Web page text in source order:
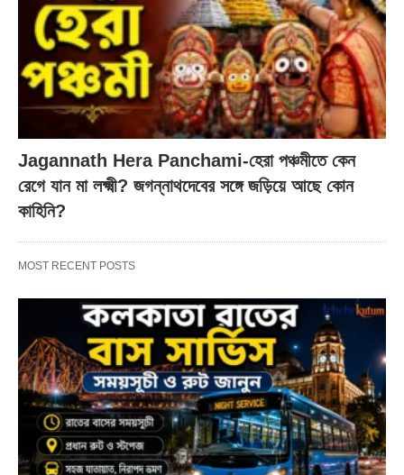
Jagannath Hera Panchami-হেরা পঞ্চমীতে কেন
রেগে যান মা লক্ষ্মী? জগন্নাথদেবের সঙ্গে জড়িয়ে আছে কোন
কাহিনি?
MOST RECENT POSTS